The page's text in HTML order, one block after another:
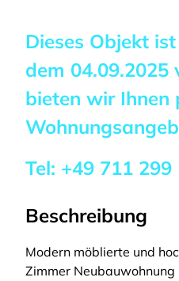
Dieses Objekt
dem 04.09.2025
bieten wir Ihnen
Tel: +49 711 299
Beschreibung
Modern möblierte und
Zimmer